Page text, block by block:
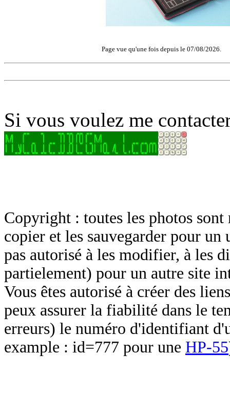
Page vue qu'une fois depuis le 07/08/2026.
Si vous voulez me
Copyright : toutes les photos sont
copier et les sauvegarder pour un
pas autorisé à les modifier, à les
partielement) pour un autre site
Vous êtes autorisé à créer des
peux assurer la fiabilité dans le
erreurs) le numéro d'identifiant
example : id=777 pour une HP-55